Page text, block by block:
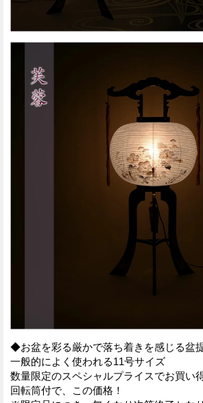
◆お盆を彩る厳かで落ち着きを感じる盆
一般的によく使われる11号サイズ
数量限定のスペシャルプライスでお買い
回転筒付で、この価格！